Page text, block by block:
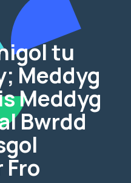
tu
Meddyg
Meddyg
Bwrdd
Fro